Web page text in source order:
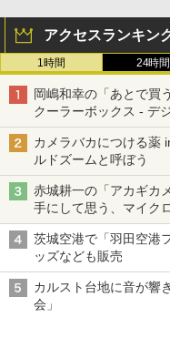
アクセスランキン
1時間 24時間
岡嶋和幸の「あとで買
クーラーボックス - デ
カメラバカにつける薬
ルドズームと呼ぼう
赤城耕一の「アカギカ
手にして思う、マイク
茨城空港で「羽田空港
ッズなども販売
カルスト台地に音が響
会」